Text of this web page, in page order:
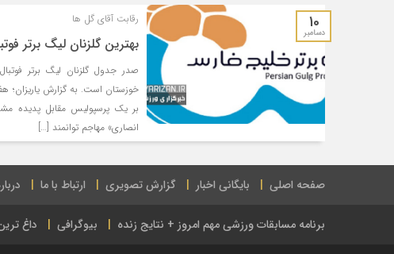
10
دسامبر
رقابت آقای گل ها
بهترين گلزنان ليگ برتر
صدر جدول گلزنان ليگ برتر
خوزستان است. به گزارش یاریزان؛
بر يک پرسپوليس مقابل پديده
انصاری» مهاجم توانمند […]
صفحه اصلی بایگانی اخبار گزارش تصویری ارتباط با ما
برنامه مسابقات ورزشی مهم امروز + نتایج زنده بیوگرافی داغ